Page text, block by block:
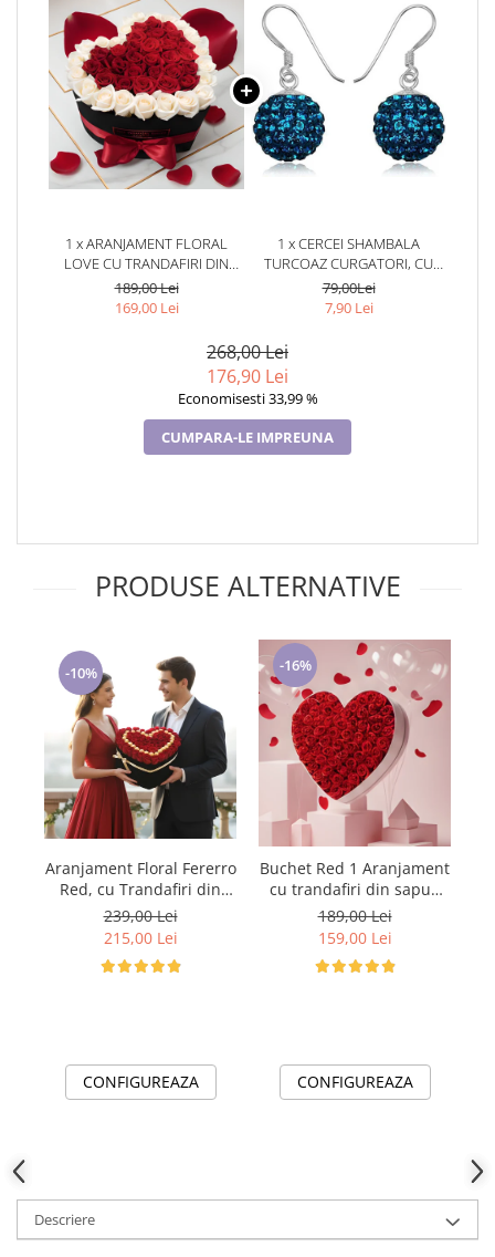
1 x ARANJAMENT FLORAL
LOVE CU TRANDAFIRI DIN
SAPUN CADOU PERFECT SI
ELEGANT
189,00 Lei
169,00 Lei
1 x CERCEI SHAMBALA
TURCOAZ CURGATORI, CU
CRISTALE,
TURCOAZ,TURCOAZ
79,00Lei
7,90 Lei
268,00 Lei
176,90 Lei
Economisesti 33,99 %
CUMPARA-LE IMPREUNA
PRODUSE ALTERNATIVE
-10%
Aranjament Floral Fererro
Red, cu Trandafiri din
sapun EC45-29
239,00 Lei
215,00 Lei
CONFIGUREAZA
-16%
Buchet Red 1 Aranjament
cu trandafiri din sapun
35 trandafiri rosii
189,00 Lei
159,00 Lei
CONFIGUREAZA
Descriere